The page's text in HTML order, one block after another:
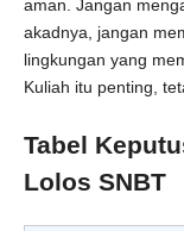
aman. Jangan
akadnya, jangan
lingkungan yang
Kuliah itu penting,
Tabel
Lolos SNBT